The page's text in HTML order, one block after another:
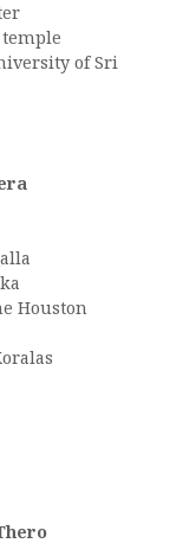
of Sri
Houston